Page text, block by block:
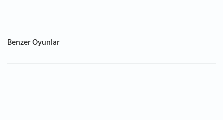
Benzer Oyunlar